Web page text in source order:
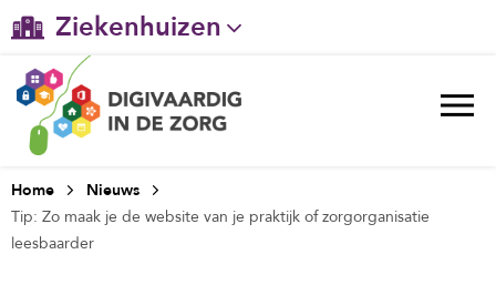
Ziekenhuizen
Gehandicaptenzorg
Verpleeghuiszorg & Zorg thuis
Ggz
Huisartsenzorg
Home
Nieuws
Tip: Zo maak je de website van je praktijk of zorgorganisatie
leesbaarder